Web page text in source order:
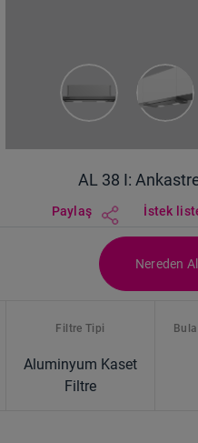
AL 38 I:
Paylaş İstek
Nereden
Filtre Tipi
Aluminyum Kaset
Filtre